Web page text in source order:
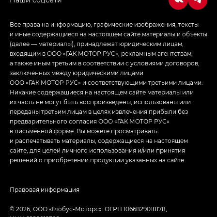
Все права на информацию, графические изображения, тексты
и иные содержащиеся на настоящем сайте материалы и объекты
(далее — материалы), принадлежат юридическим лицам,
входящим в ООО «ГАК МОТОР РУС», рекламным агентствам,
а также иным третьим в соответствии с условиями договоров,
заключенных между юридическими лицами
ООО «ГАК МОТОР РУС» и соответствующими третьими лицами.
Никакие содержащиеся на настоящем сайте материалы или
их часть не могут быть воспроизведены, использованы или
переданы третьим лицам в целях извлечения прибыли без
предварительного согласия ООО «ГАК МОТОР РУС»
в письменной форме. Вы можете просматривать
и распечатывать материалы, содержащиеся на настоящем
сайте, для целей личного использования и/или принятия
решений о приобретении продукции указанных на сайте.
© 2026, ООО «Глобус-Моторс». ОГРН 1066829018178,
Правовая информация